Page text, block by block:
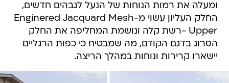
ומעלה את רמות הנוחות של הנעל לגבהים חדשים,
החלק העליון עשוי מ-Enginered Jacquard Mesh
Upper -רשת קלה ונושמת המחליפה את החלק
הסרוג בדגם הקודם, מה שמבטיח כי כפות הרגליים
יישארו קרירות ונוחות במהלך הריצה.